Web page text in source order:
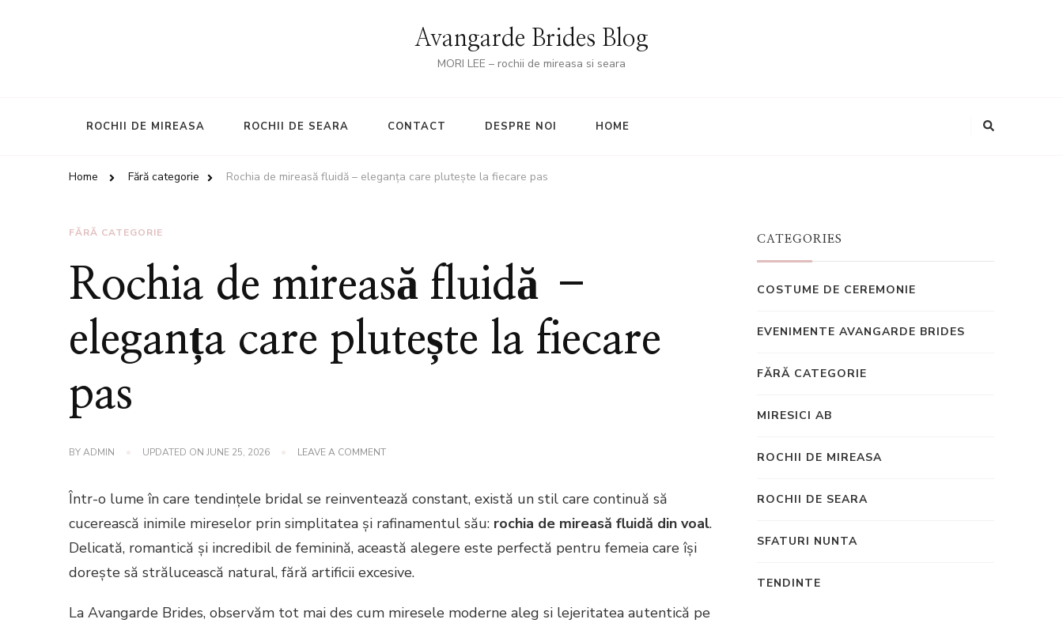
Avangarde Brides Blog
MORI LEE – rochii de mireasa si seara
ROCHII DE MIREASA ROCHII DE SEARA CONTACT DESPRE NOI HOME
Home Fără categorie Rochia de mireasă fluidă – eleganța care plutește la fiecare pas
FĂRĂ CATEGORIE
Rochia de mireasă fluidă –
eleganța care plutește la fiecare
pas
BYADMIN UPDATED ON JUNE 25, 2026 LEAVE A COMMENTON
MIREASĂ
FLUIDĂ
–
ELEGANȚA
CARE
LA
Într-o lume în care tendințele bridal se reinventează constant, există un stil care continuă să
cucerească inimile mireselor prin simplitatea și rafinamentul său: rochia de mireasă fluidă din voal.
Delicată, romantică și incredibil de feminină, această alegere este perfectă pentru femeia care își
dorește să strălucească natural, fără artificii excesive.
La Avangarde Brides, observăm tot mai des cum miresele moderne aleg si lejeritatea autentică pe
CATEGORIES
COSTUME DE CEREMONIE
EVENIMENTE AVANGARDE BRIDES
FĂRĂ CATEGORIE
MIRESICI AB
ROCHII DE MIREASA
ROCHII DE SEARA
SFATURI NUNTA
TENDINTE